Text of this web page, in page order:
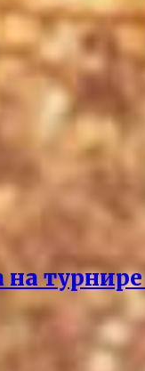
турнире